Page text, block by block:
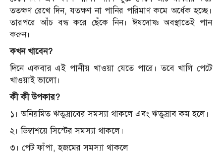
ততক্ষণ রেখে দিন, যতক্ষণ না পানির পরিমাণ কমে অর্ধেক হচ্ছে।
তারপরে আঁচ বন্ধ করে ছেঁকে নিন। ঈষদোষ্ণ অবস্থাতেই পান
করুন।
কখন খাবেন?
দিনে একবার এই পানীয় খাওয়া যেতে পারে। তবে খালি পেটে
খাওয়াই ভালো।
কী কী উপকার?
১। অনিয়মিত ঋতুস্রাবের সমস্যা থাকলে এবং ঋতুস্রাব কম হলে।
২। ডিম্বাশয়ে সিস্টের সমস্যা থাকলে।
৩। পেট ফাঁপা, হজমের সমস্যা থাকলে